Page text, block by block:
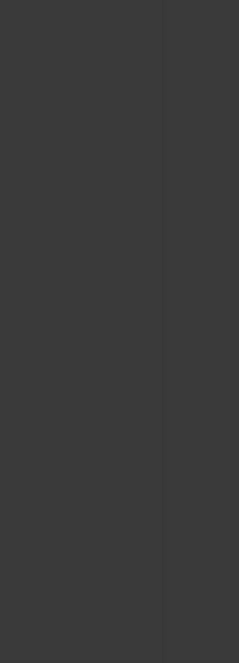
بين تونس وجزيرة لامبيدوزا
أقرب جزيرة إيطالية، على
في تونس.
يقدم المهربون للمهاجرين
الآمن إلى أوروبا.
الضمانات ثابتة. يوضح
عبر البحر الأبيض المتوسط
سبيل المثال، إذا كانت تكلفة
يورو وطلب المهاجر ضمانات، فقد
المدفوع) سيستمر في
مرات حتى يصل إلى أوروبا".
الضمانات غير مجدية"، كما
إس ميديتيراني". ففي
الصغير للتلف، أو
أو قد يعترضه خفر السواحل